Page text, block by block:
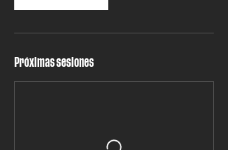
Próximas sesiones